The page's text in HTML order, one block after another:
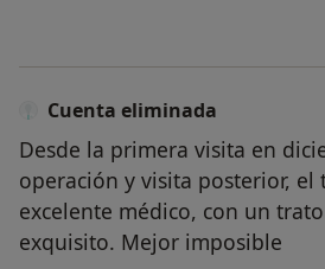
Cuenta eliminada
Desde la primera visita en
operación y visita posterior,
excelente médico, con un
exquisito. Mejor imposible